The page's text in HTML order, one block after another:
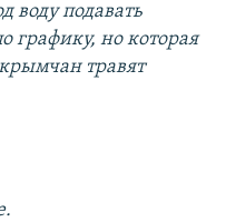
воду подавать
графику, но которая
травят